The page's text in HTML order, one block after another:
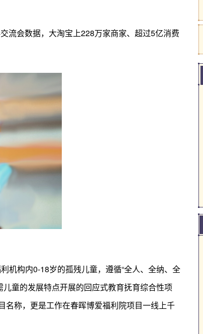
流会数据，大淘宝上228万家商家、超过5亿消费
机构内0-18岁的孤残儿童，遵循“全人、全纳、全
童的发展特点开展的回应式教育抚育综合性项
名称，更是工作在春晖博爱福利院项目一线上千